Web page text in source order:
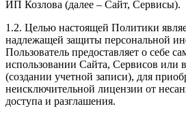
ИП Козлова (далее – Сайт, Сервисы).
1.2. Целью настоящей Политики
надлежащей защиты персональной
Пользователь предоставляет о себе
использовании Сайта, Сервисов или
(создании учетной записи), для
неисключительной лицензии от
доступа и разглашения.